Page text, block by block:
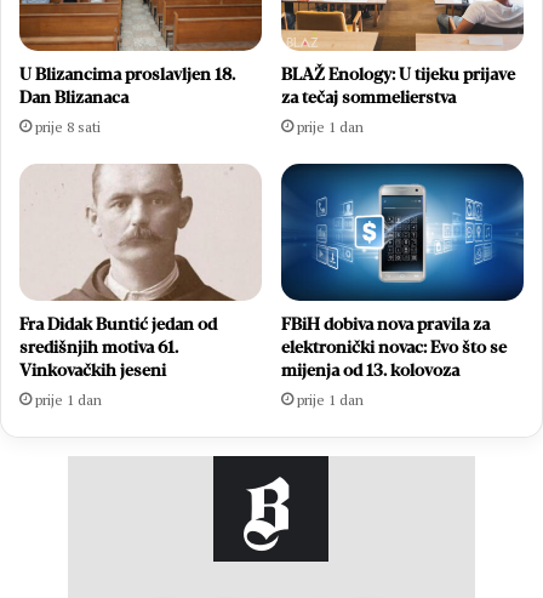
U Blizancima proslavljen 18.
Dan Blizanaca
prije 8 sati
BLAŽ Enology: U tijeku prijave
za tečaj sommelierstva
prije 1 dan
Fra Didak Buntić jedan od
središnjih motiva 61.
Vinkovačkih jeseni
prije 1 dan
FBiH dobiva nova pravila za
elektronički novac: Evo što se
mijenja od 13. kolovoza
prije 1 dan